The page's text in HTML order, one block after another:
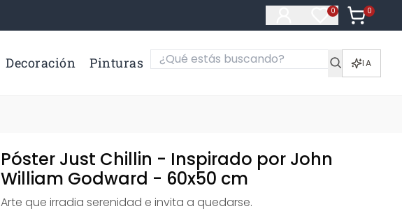
0
Artículos en
0
Artículos
Decoración Pinturas IA
Póster Just Chillin - Inspirado por John
William Godward - 60x50 cm
Arte que irradia serenidad e invita a quedarse.